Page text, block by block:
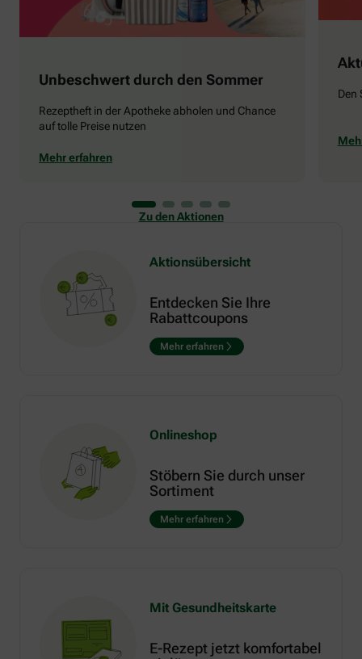
Unbeschwert durch den Sommer
Rezeptheft in der Apotheke abholen und Chance
auf tolle Preise nutzen
Mehr erfahren
Den
Zu den Aktionen
Aktionsübersicht
Entdecken Sie Ihre
Rabattcoupons
Mehr erfahren
Onlineshop
Stöbern Sie durch unser
Sortiment
Mehr erfahren
Mit Gesundheitskarte
E-Rezept jetzt komfortabel